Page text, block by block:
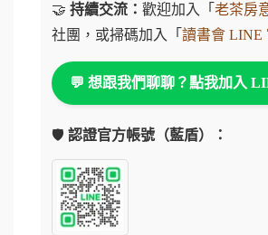
🤝 持續交流： 歡迎加入「 老茶房
社團，或掃碼加入「 讀書會 LINE
💬 想跟我們聊聊？點我加入
🛡️ 認證官方帳號（藍盾）：